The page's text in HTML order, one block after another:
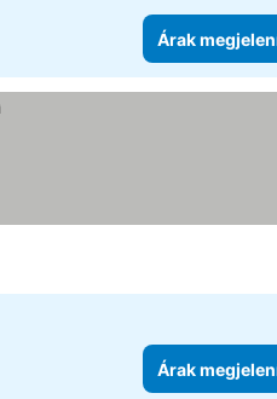
Árak
Árak